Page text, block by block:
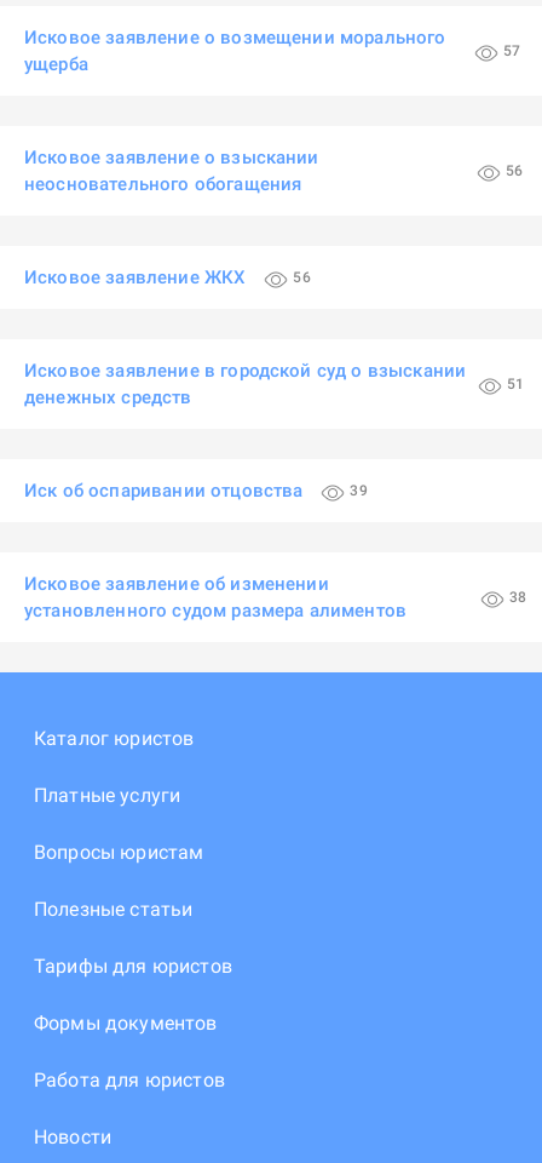
Исковое заявление о возмещении морального
ущерба
57
Исковое заявление о взыскании
неосновательного обогащения
56
Исковое заявление ЖКХ 56
Исковое заявление в городской суд о взыскании
денежных средств
51
Иск об оспаривании отцовства 39
Исковое заявление об изменении
установленного судом размера алиментов
38
Каталог юристов
Платные услуги
Вопросы юристам
Полезные статьи
Тарифы для юристов
Формы документов
Работа для юристов
Новости